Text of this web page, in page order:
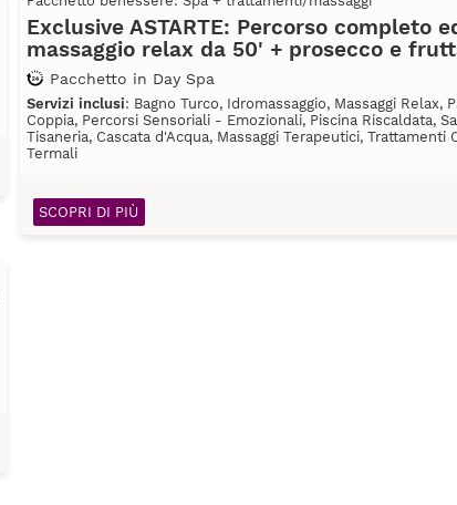
Exclusive ASTARTE: Percorso completo
massaggio relax da 50' + prosecco e
Pacchetto in Day Spa
Servizi inclusi: Bagno Turco, Idromassaggio, Massaggi Relax,
Coppia, Percorsi Sensoriali - Emozionali, Piscina Riscaldata,
Tisaneria, Cascata d'Acqua, Massaggi Terapeutici, Trattamenti
Termali
SCOPRI DI PIÙ